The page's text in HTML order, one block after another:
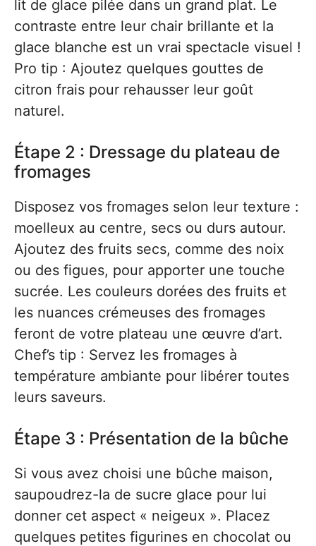
lit de glace pilée dans un grand plat. Le
contraste entre leur chair brillante et la
glace blanche est un vrai spectacle visuel !
Pro tip : Ajoutez quelques gouttes de
citron frais pour rehausser leur goût
naturel.
Étape 2 : Dressage du plateau de
fromages
Disposez vos fromages selon leur texture :
moelleux au centre, secs ou durs autour.
Ajoutez des fruits secs, comme des noix
ou des figues, pour apporter une touche
sucrée. Les couleurs dorées des fruits et
les nuances crémeuses des fromages
feront de votre plateau une œuvre d’art.
Chef’s tip : Servez les fromages à
température ambiante pour libérer toutes
leurs saveurs.
Étape 3 : Présentation de la bûche
Si vous avez choisi une bûche maison,
saupoudrez-la de sucre glace pour lui
donner cet aspect « neigeux ». Placez
quelques petites figurines en chocolat ou